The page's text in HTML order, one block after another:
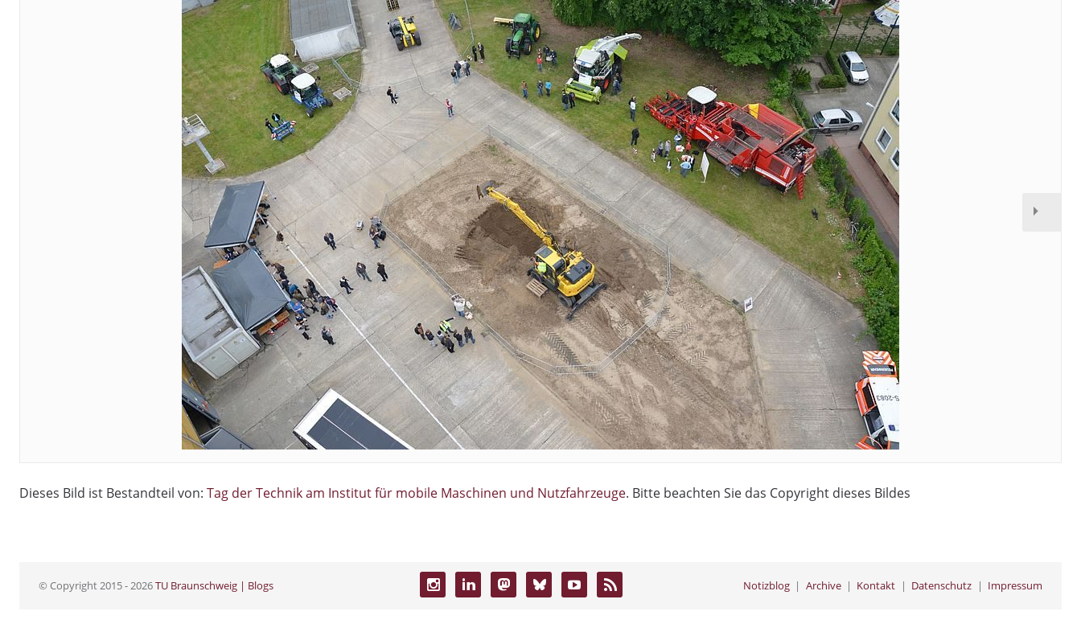
Dieses Bild ist Bestandteil von: Tag der Technik am Institut für mobile Maschinen und Nutzfahrzeuge. Bitte beachten Sie das Copyright dieses Bildes
Notizblog Archive Kontakt Datenschutz Impressum
© Copyright 2015 - 2026TU Braunschweig | Blogs